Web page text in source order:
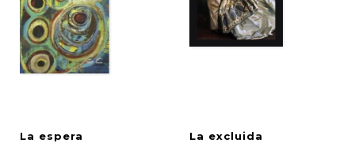
La espera La excluida